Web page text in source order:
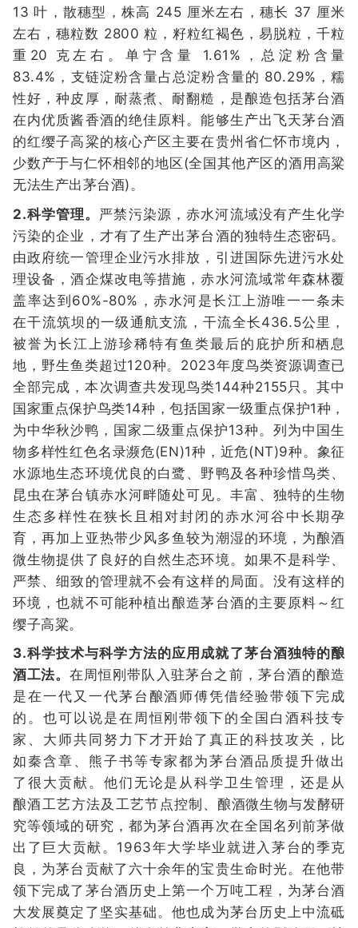
13 叶，散穗型，株高 245 厘米左右，穗长 37 厘米
左右，穗粒数 2800 粒，籽粒红褐色，易脱粒，千粒
重20 克左右。单宁含量 1.61%，总淀粉含量
83.4%，支链淀粉含量占总淀粉含量的 80.29%，糯
性好，种皮厚，耐蒸煮、耐翻糙，是酿造包括茅台酒
在内优质酱香酒的绝佳原料。能够生产出飞天茅台酒
的红缨子高粱的核心产区主要在贵州省仁怀市境内，
少数产于与仁怀相邻的地区(全国其他产区的酒用高粱
无法生产出茅台酒)。
2.科学管理。 严禁污染源，赤水河流域没有产生化学
污染的企业，才有了生产出茅台酒的独特生态密码。
由政府统一管理企业污水排放，引进国际先进污水处
理设备，酒企煤改电等措施，赤水河流域常年森林覆
盖率达到60%-80%，赤水河是长江上游唯一一条未
在干流筑坝的一级通航支流，干流全长436.5公里，
被誉为长江上游珍稀特有鱼类最后的庇护所和栖息
地，野生鱼类超过120种。2023年度鸟类资源调查已
全部完成，本次调查共发现鸟类144种2155只。其中
国家重点保护鸟类14种，包括国家一级重点保护1种，
为中华秋沙鸭，国家二级重点保护13种。列为中国生
物多样性红色名录濒危(EN)1种，近危(NT)9种。象征
水源地生态环境优良的白鹭、野鸭及各种珍惜鸟类、
昆虫在茅台镇赤水河畔随处可见。丰富、独特的生物
生态多样性在狭长且相对封闭的赤水河谷中长期孕
育，再加上亚热带少风多鱼较为潮湿的环境，为酿酒
微生物提供了良好的自然生态环境。如果不是科学、
严禁、细致的管理就不会有这样的局面。没有这样的
环境，也就不可能种植出酿造茅台酒的主要原料～红
缨子高粱。
3.科学技术与科学方法的应用成就了茅台酒独特的酿
酒工法。 在周恒刚带队入驻茅台之前，茅台酒的酿造
是在一代又一代茅台酿酒师傅凭借经验带领下完成
的。也可以说是在周恒刚带领下的全国白酒科技专
家、大师共同努力下才开始了真正的科技攻关，比
如秦含章、熊子书等专家都为茅台酒品质提升做出
了很大贡献。他们无论是从科学卫生管理，还是从
酿酒工艺方法及工艺节点控制、酿酒微生物与发酵研
究等领域的研究，都为茅台酒再次在全国名列前茅做
出了巨大贡献。1963年大学毕业就进入茅台的季克
良，为茅台贡献了六十余年的宝贵生命时光。在他带
领下完成了茅台酒历史上第一个万吨工程，为茅台酒
大发展奠定了坚实基础。他也成为茅台历史上中流砥